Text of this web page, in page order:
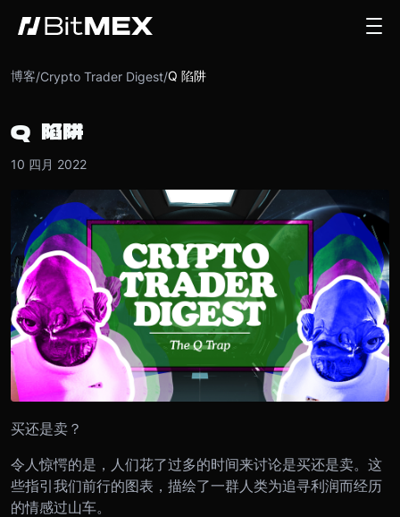
博客/Crypto Trader Digest/Q 陷阱
Q 陷阱
10 四月 2022
买还是卖？
令人惊愕的是，人们花了过多的时间来讨论是买还是卖。这
些指引我们前行的图表，描绘了一群人类为追寻利润而经历
的情感过山车。